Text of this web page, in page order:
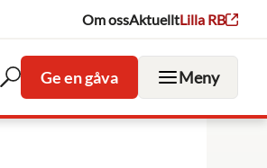
Om ossAktuelltLilla RB
Öppna
sökfältet
Ge en gåva Meny